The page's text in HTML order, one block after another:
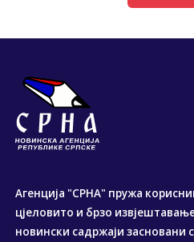
Агенција "СРНА" пружа
цјеловито и брзо
новински садржаји засновани